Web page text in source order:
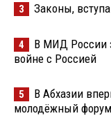
3 Законы,
4
В МИД России
войне с Россией
5
В Абхазии
молодёжный форум